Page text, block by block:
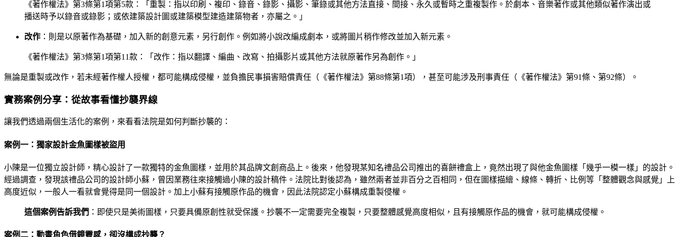
《著作權法》第3條第1項第5款：「重製：指以印刷、複印、錄音、錄影、攝影、筆錄或其他方法直接、間接、永久或暫時之重複製作。於劇本、音樂著作或其他類似著作演出或
播送時予以錄音或錄影；或依建築設計圖或建築模型建造建築物者，亦屬之。」
改作 ：則是以原著作為基礎，加入新的創意元素，另行創作。例如將小說改編成劇本，或將圖片稍作修改並加入新元素。
《著作權法》第3條第1項第11款：「改作：指以翻譯、編曲、改寫、拍攝影片或其他方法就原著作另為創作。」
無論是重製或改作，若未經著作權人授權，都可能構成侵權，並負擔民事損害賠償責任（《著作權法》第88條第1項），甚至可能涉及刑事責任（《著作權法》第91條、第92條）。
實務案例分享：從故事看懂抄襲界線
讓我們透過兩個生活化的案例，來看看法院是如何判斷抄襲的：
案例一：獨家設計金魚圖樣被盜用
小陳是一位獨立設計師，精心設計了一款獨特的金魚圖樣，並用於其品牌文創商品上。後來，他發現某知名禮品公司推出的喜餅禮盒上，竟然出現了與他金魚圖樣「幾乎一模一樣」的設計。
經過調查，發現該禮品公司的設計師小蘇，曾因業務往來接觸過小陳的設計稿件。法院比對後認為，雖然兩者並非百分之百相同，但在圖樣描繪、線條、轉折、比例等「整體觀念與感覺」上
高度近似，一般人一看就會覺得是同一個設計。加上小蘇有接觸原作品的機會，因此法院認定小蘇構成重製侵權。
這個案例告訴我們 ：即使只是美術圖樣，只要具備原創性就受保護。抄襲不一定需要完全複製，只要整體感覺高度相似，且有接觸原作品的機會，就可能構成侵權。
案例二：動畫角色借鏡靈感，卻沒構成抄襲？